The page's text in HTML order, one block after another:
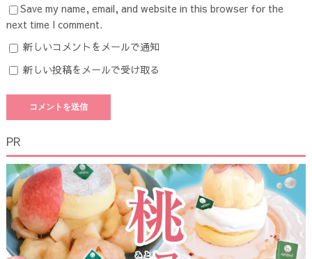
Save my name, email, and website in this browser for the
next time I comment.
新しいコメントをメールで通知
新しい投稿をメールで受け取る
PR